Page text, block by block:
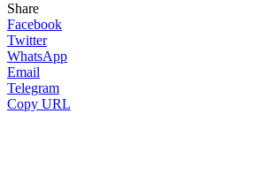
Share
Facebook
Twitter
WhatsApp
Email
Telegram
Copy URL